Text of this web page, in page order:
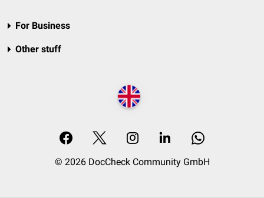
For Business
Other stuff
© 2026 DocCheck Community GmbH